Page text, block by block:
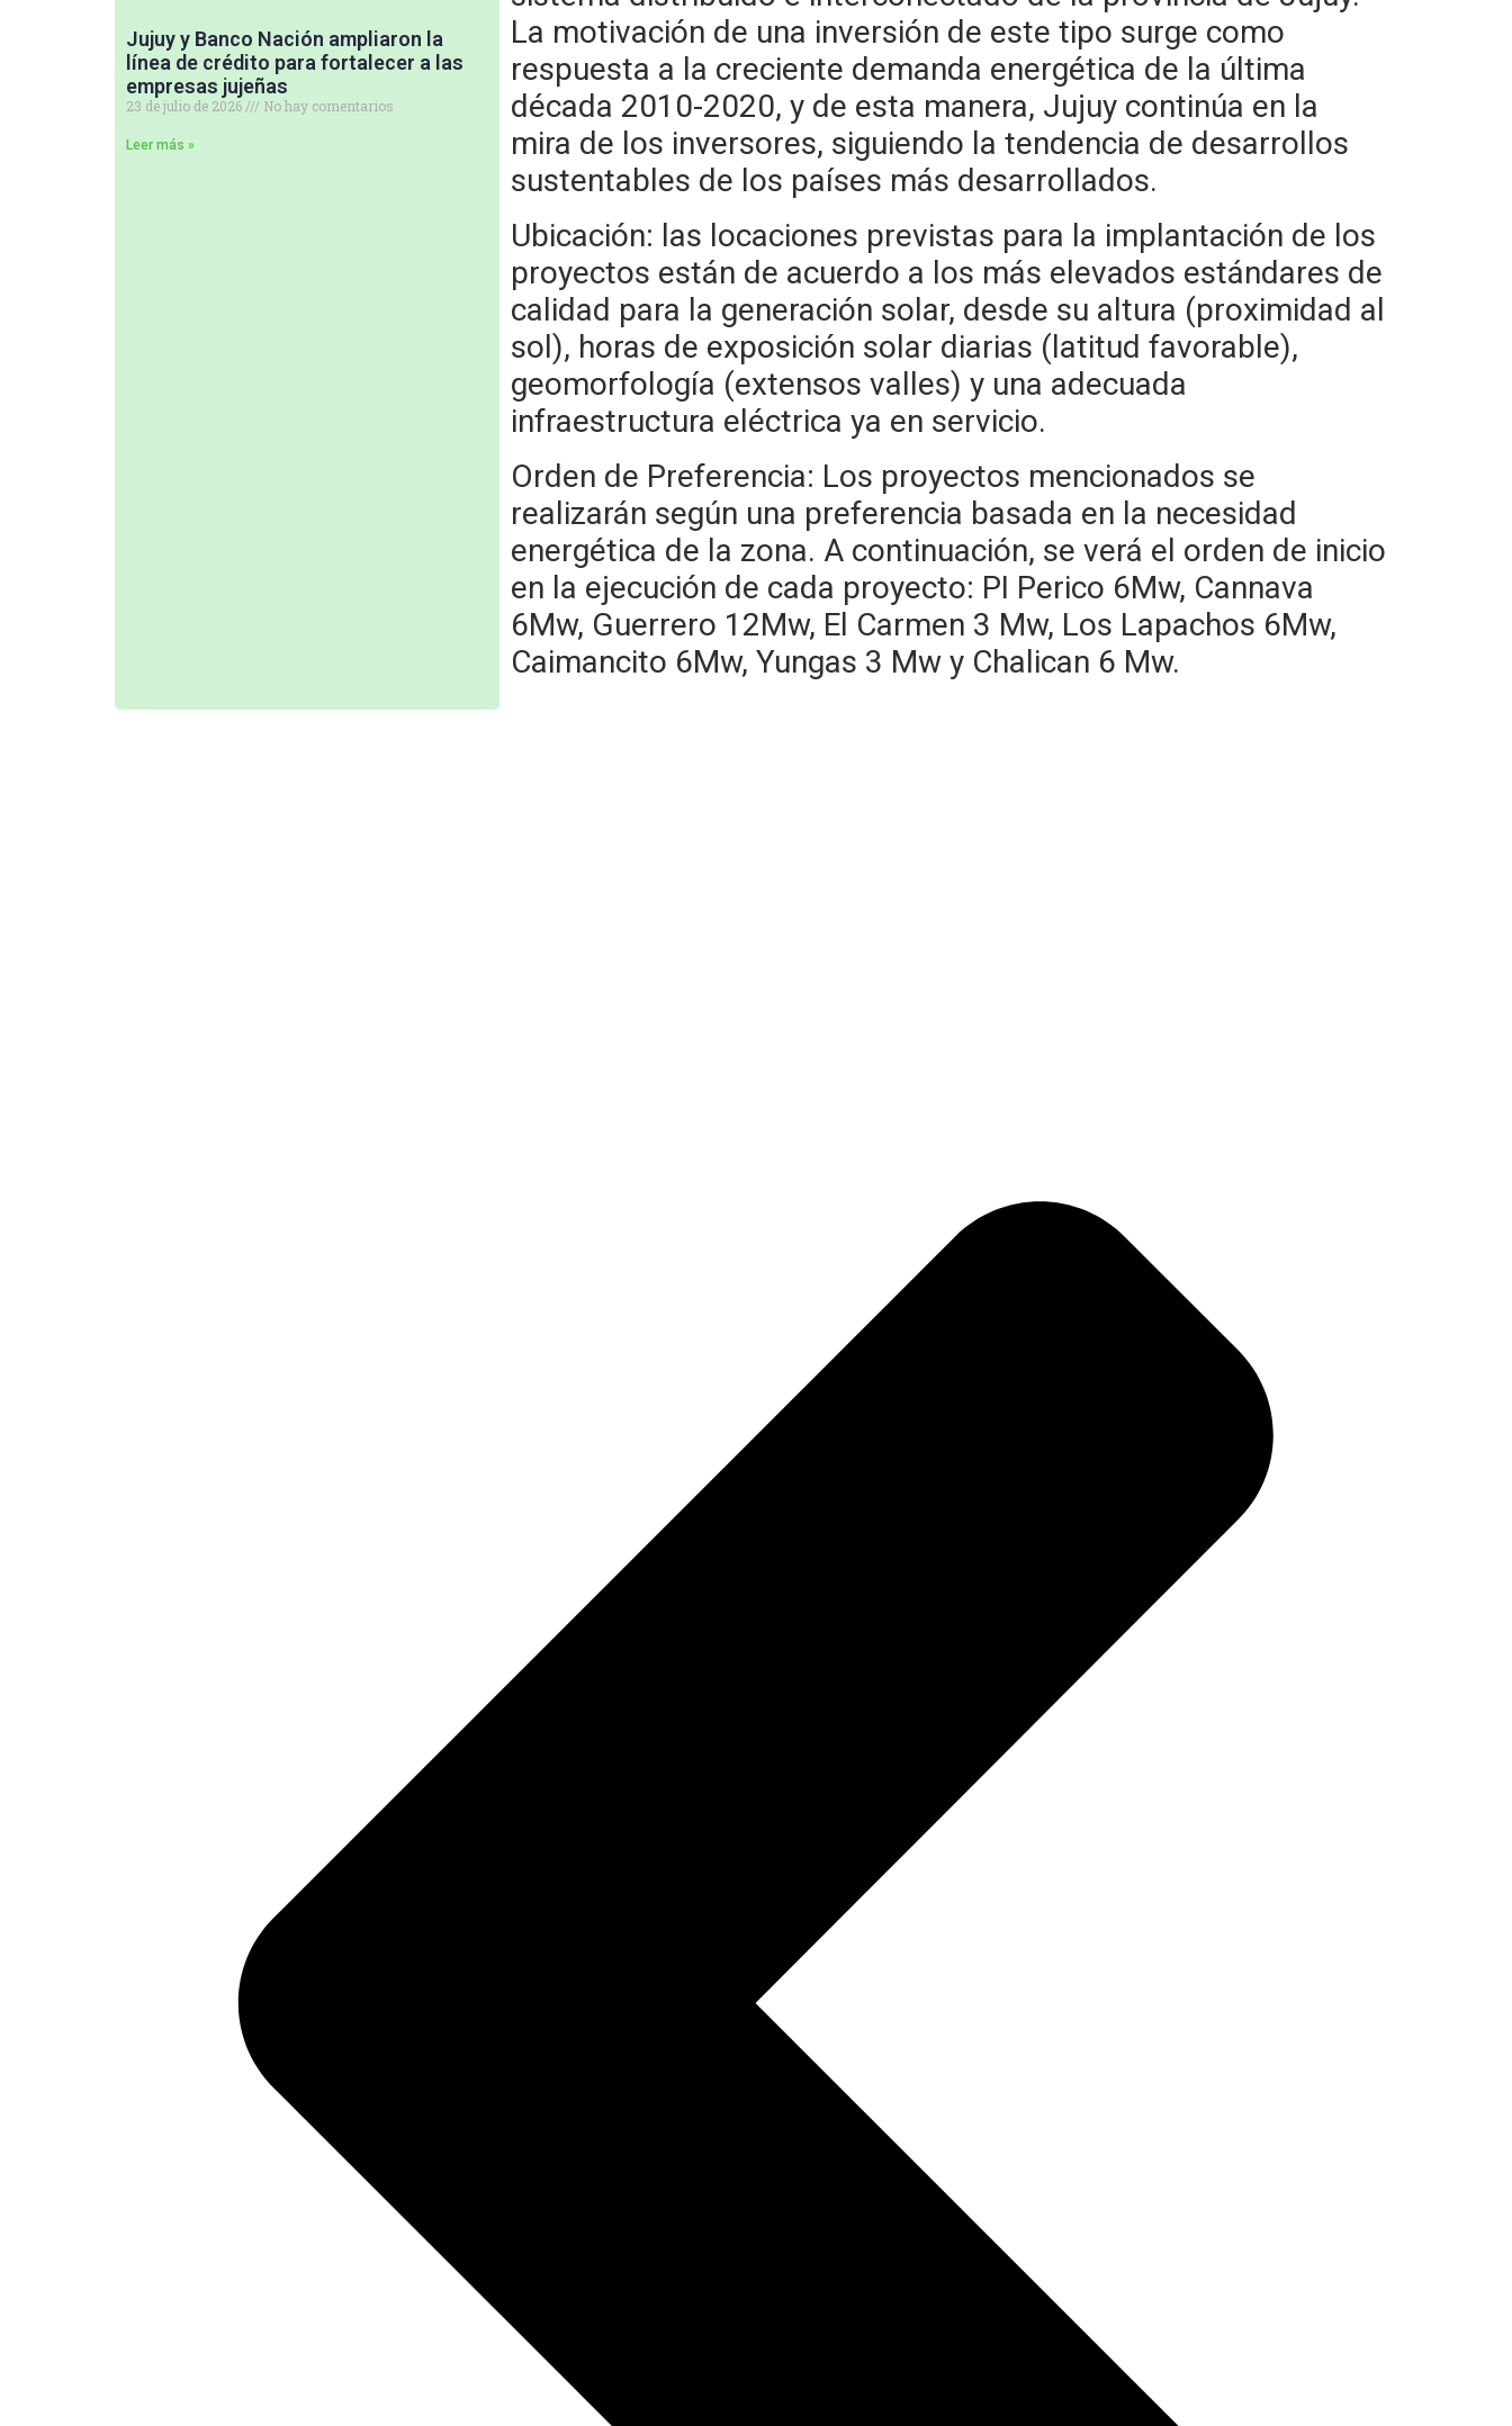
Jujuy y Banco Nación ampliaron la
línea de crédito para fortalecer a las
empresas jujeñas
23 de julio de 2026 No hay comentarios
Leer más »
La motivación de una inversión de este tipo surge como
respuesta a la creciente demanda energética de la última
década 2010-2020, y de esta manera, Jujuy continúa en la
mira de los inversores, siguiendo la tendencia de desarrollos
sustentables de los países más desarrollados.
Ubicación: las locaciones previstas para la implantación de los
proyectos están de acuerdo a los más elevados estándares de
calidad para la generación solar, desde su altura (proximidad al
sol), horas de exposición solar diarias (latitud favorable),
geomorfología (extensos valles) y una adecuada
infraestructura eléctrica ya en servicio.
Orden de Preferencia: Los proyectos mencionados se
realizarán según una preferencia basada en la necesidad
energética de la zona. A continuación, se verá el orden de inicio
en la ejecución de cada proyecto: PI Perico 6Mw, Cannava
6Mw, Guerrero 12Mw, El Carmen 3 Mw, Los Lapachos 6Mw,
Caimancito 6Mw, Yungas 3 Mw y Chalican 6 Mw.